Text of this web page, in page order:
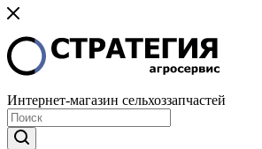
Интернет-магазин сельхоззапчастей